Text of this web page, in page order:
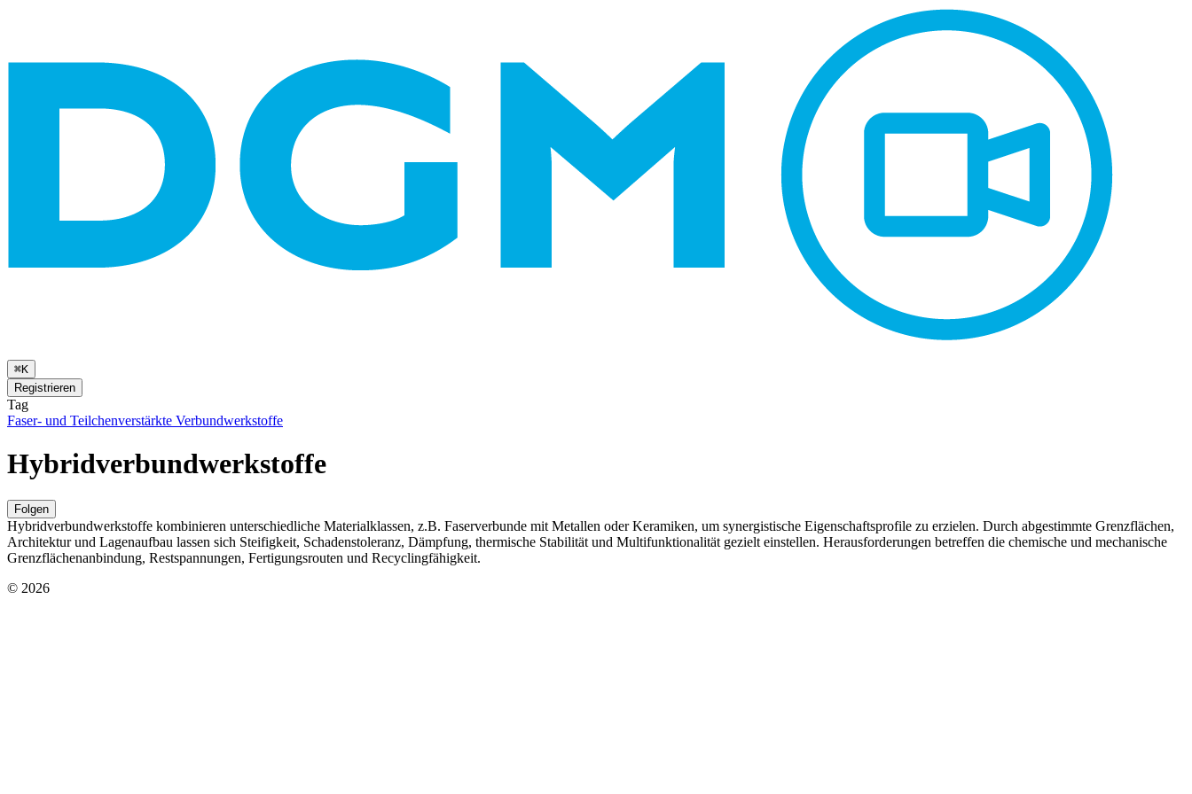
⌘K
Registrieren
Tag
Faser- und Teilchenverstärkte Verbundwerkstoffe
Hybridverbundwerkstoffe
Folgen
Hybridverbundwerkstoffe kombinieren unterschiedliche Materialklassen, z.B. Faserverbunde mit Metallen oder Keramiken, um synergistische Eigenschaftsprofile zu erzielen. Durch abgestimmte Grenzflächen,
Architektur und Lagenaufbau lassen sich Steifigkeit, Schadenstoleranz, Dämpfung, thermische Stabilität und Multifunktionalität gezielt einstellen. Herausforderungen betreffen die chemische und mechanische
Grenzflächenanbindung, Restspannungen, Fertigungsrouten und Recyclingfähigkeit.
© 2026